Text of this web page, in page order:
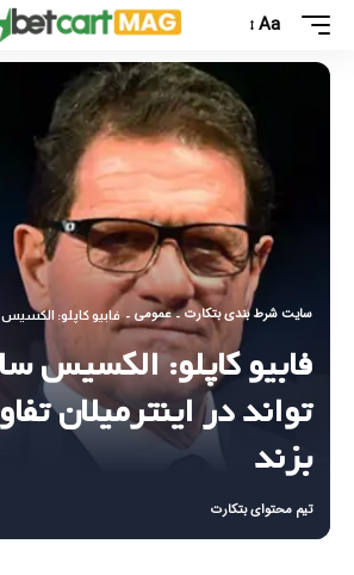
Aa
سایت شرط بندی بتکارت - عمومی - فابیو کاپلو: الکسیس
فابیو کاپلو: الکسیس
تواند در اینترمیلان
بزند
تیم محتوای بتکارت